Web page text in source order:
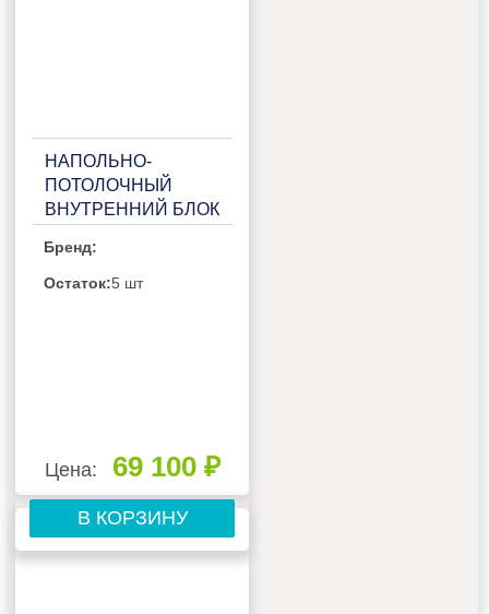
НАПОЛЬНО-
ПОТОЛОЧНЫЙ
ВНУТРЕННИЙ БЛОК
СИСТЕМЫ HAIER
AC71S2SG1FA
Бренд:
Остаток:5 шт
Цена: 69 100 ₽
В КОРЗИНУ